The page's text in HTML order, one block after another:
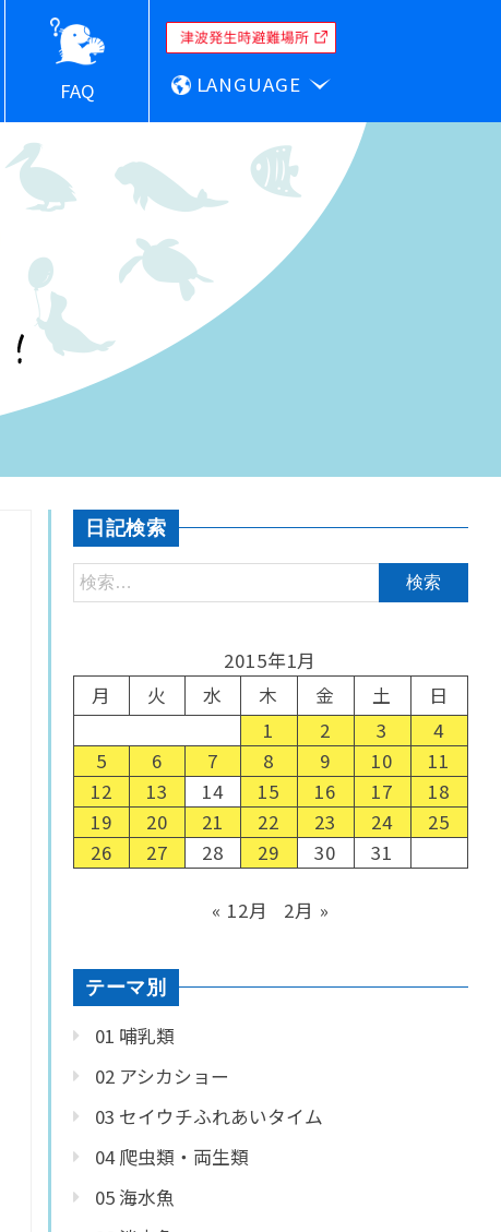
FAQ LANGUAGE
日記検索
2015年1月
月
火 水 木 金 土
日
1
2 3
4
5
6 7 8 9 10
11
12
13 14 15 16 17
18
19
20 21 22 23 24
25
26
27 28 29 30 31
« 12月 2月 »
テーマ別
01 哺乳類
02 アシカショー
03 セイウチふれあいタイム
04 爬虫類・両生類
05 海水魚